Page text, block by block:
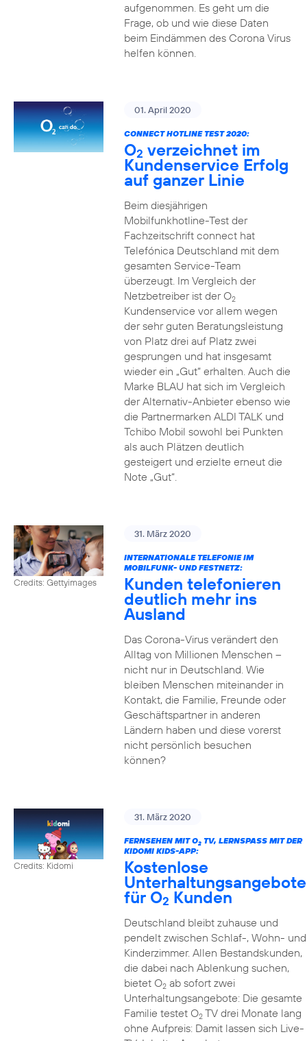
aufgenommen. Es geht um die
Frage, ob und wie diese Daten
beim Eindämmen des Corona Virus
helfen können.
01. April 2020
CONNECT HOTLINE TEST 2020:
O2 verzeichnet im
Kundenservice Erfolg
auf ganzer Linie
Beim diesjährigen
Mobilfunkhotline-Test der
Fachzeitschrift connect hat
Telefónica Deutschland mit dem
gesamten Service-Team
überzeugt. Im Vergleich der
Netzbetreiber ist der O2
Kundenservice vor allem wegen
der sehr guten Beratungsleistung
von Platz drei auf Platz zwei
gesprungen und hat insgesamt
wieder ein „Gut“ erhalten. Auch die
Marke BLAU hat sich im Vergleich
der Alternativ-Anbieter ebenso wie
die Partnermarken ALDI TALK und
Tchibo Mobil sowohl bei Punkten
als auch Plätzen deutlich
gesteigert und erzielte erneut die
Note „Gut“.
Credits: Gettyimages
31. März 2020
INTERNATIONALE TELEFONIE IM
MOBILFUNK- UND FESTNETZ:
Kunden telefonieren
deutlich mehr ins
Ausland
Das Corona-Virus verändert den
Alltag von Millionen Menschen –
nicht nur in Deutschland. Wie
bleiben Menschen miteinander in
Kontakt, die Familie, Freunde oder
Geschäftspartner in anderen
Ländern haben und diese vorerst
nicht persönlich besuchen
können?
Credits: Kidomi
31. März 2020
FERNSEHEN MIT O2TV, LERNSPASS MIT DER K
IDOMI KIDS-APP:
Kostenlose
Unterhaltungsangebote
für O2 Kunden
Deutschland bleibt zuhause und
pendelt zwischen Schlaf-, Wohn- und
Kinderzimmer. Allen Bestandskunden,
die dabei nach Ablenkung suchen,
bietet O2ab sofort zwei
Unterhaltungsangebote: Die gesamte
Familie testet O2TV drei Monate lang
ohne Aufpreis: Damit lassen sich Live-